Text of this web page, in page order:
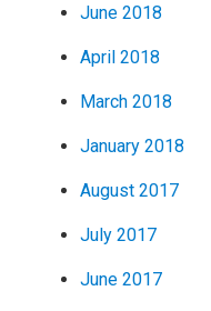
June 2018
April 2018
March 2018
January 2018
August 2017
July 2017
June 2017